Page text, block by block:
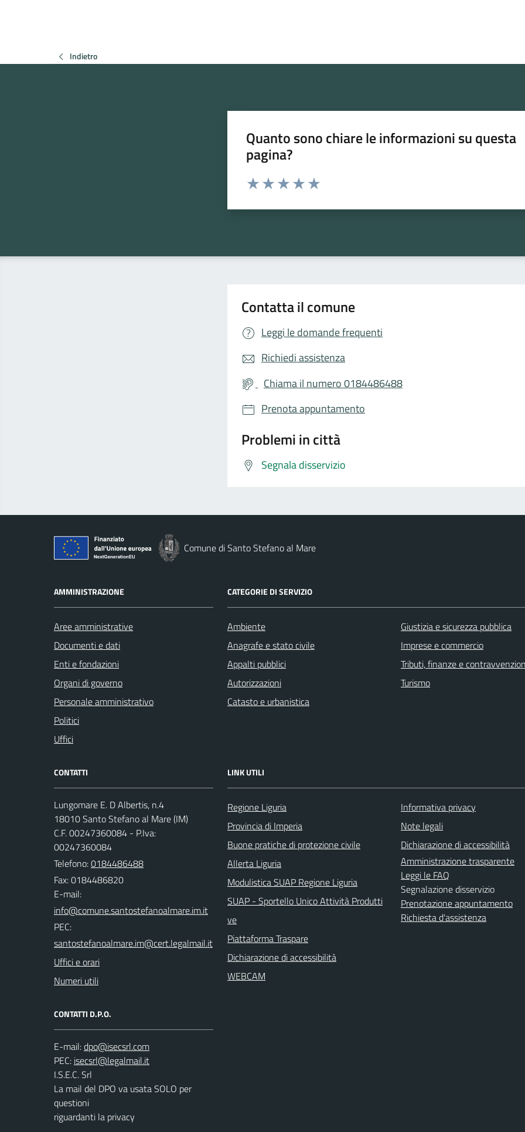
Indietro
Quanto sono chiare le informazioni su questa
pagina?
Valuta da 1 a 5 stelle la pagina
Contatta il comune
Leggi le domande frequenti
Richiedi assistenza
Chiama il numero 0184486488
Prenota appuntamento
Problemi in città
Segnala disservizio
Comune di Santo Stefano al Mare
AMMINISTRAZIONE
Aree amministrative
Documenti e dati
Enti e fondazioni
Organi di governo
Personale amministrativo
Politici
Uffici
CATEGORIE DI SERVIZIO
Ambiente
Anagrafe e stato civile
Appalti pubblici
Autorizzazioni
Catasto e urbanistica
Giustizia e sicurezza pubblica
Imprese e commercio
Tributi, finanze e
Turismo
CONTATTI
Lungomare E. D Albertis, n.4
18010 Santo Stefano al Mare (IM)
C.F. 00247360084 - P.Iva:
00247360084
Telefono:0184486488
Fax: 0184486820
E-mail:
PEC:
Uffici e orari
Numeri utili
CONTATTI D.P.O.
E-mail:
PEC:
I.S.E.C. Srl
La mail del DPO va usata SOLO per
questioni
riguardanti la privacy
LINK UTILI
Regione Liguria
Provincia di Imperia
Buone pratiche di protezione civile
Allerta Liguria
Modulistica SUAP Regione Liguria
SUAP - Sportello Unico Attività Produtti
ve
Piattaforma Traspare
Dichiarazione di accessibilità
WEBCAM
Informativa privacy
Note legali
Dichiarazione di accessibilità
Amministrazione trasparente
Leggi le FAQ
Segnalazione disservizio
Prenotazione appuntamento
Richiesta d'assistenza